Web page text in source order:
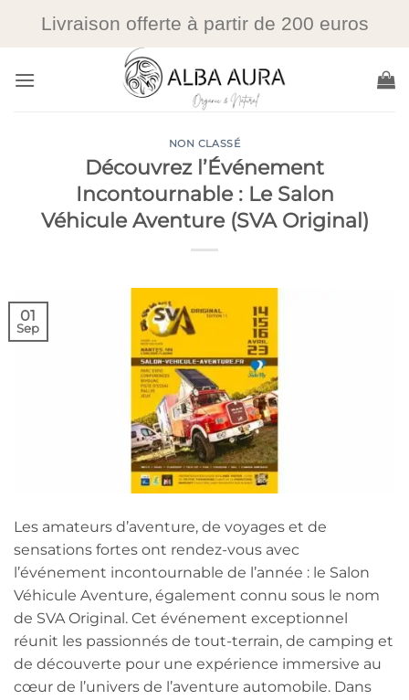
Livraison offerte à partir de 200 euros
au
NON CLASSÉ
Découvrez l’Événement
Incontournable : Le Salon
Véhicule Aventure (SVA Original)
01
Sep
Les amateurs d’aventure, de voyages et de
sensations fortes ont rendez-vous avec
l’événement incontournable de l’année : le Salon
Véhicule Aventure, également connu sous le nom
de SVA Original. Cet événement exceptionnel
réunit les passionnés de tout-terrain, de camping et
de découverte pour une expérience immersive au
cœur de l’univers de l’aventure automobile. Dans